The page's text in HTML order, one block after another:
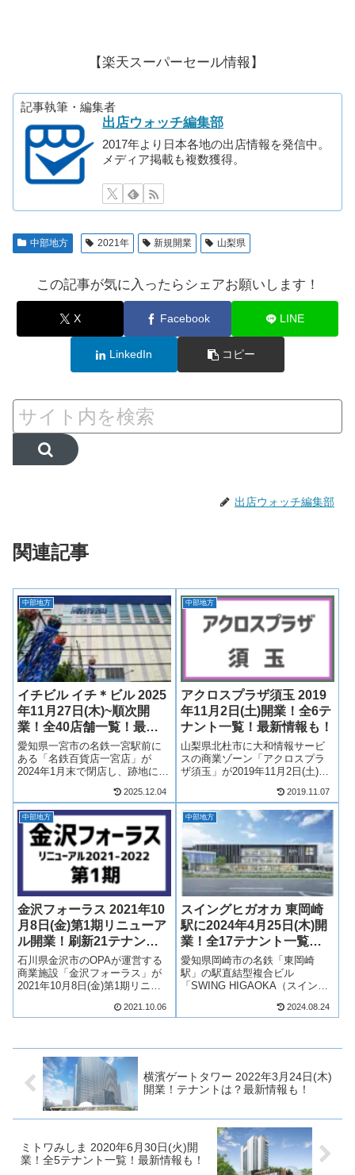
【楽天スーパーセール情報】
記事執筆・編集者
出店ウォッチ編集部
2017年より日本各地の出店情報を発信中。
メディア掲載も複数獲得。
中部地方 2021年 新規開業 山梨県
この記事が気に入ったらシェアお願いします！
X Facebook LINE
LinkedIn コピー
出店ウォッチ編集部
関連記事
中部地方
イチビル イチ＊ビル 2025
年11月27日(木)~順次開
業！全40店舗一覧！最新
情報も！
愛知県一宮市の名鉄一宮駅前に
ある「名鉄百貨店一宮店」が
2024年1月末で閉店し、跡地には
2025年11月27日(木)から順次開
業！2024年1月末で閉店する名鉄
百貨店一宮店跡地がリニューア
ルして40店舗が出店予定！...
2025.12.04
中部地方
アクロスプラザ須玉 2019
年11月2日(土)開業！全6テ
ナント一覧！最新情報も！
山梨県北杜市に大和情報サービ
スの商業ゾーン「アクロスプラ
ザ須玉」が2019年11月2日(土)開
オギノ須玉店を中心に6店舗が出
店！テナントは？アクセスは？
求人情報も含め、詳しく見てい
きます！【2019年4月2日 公...
2019.11.07
中部地方
金沢フォーラス 2021年10
月8日(金)第1期リニューア
ル開業！刷新21テナント
一覧！最新情報も！
石川県金沢市のOPAが運営する
商業施設「金沢フォーラス」が
2021年10月8日(金)第1期リニュ
2021年から2022年にかけて改装
な、金沢フォーラスの第...
2021.10.06
中部地方
スイングヒガオカ 東岡崎
駅に2024年4月25日(木)開
業！全17テナント一覧！
最新情報も！
愛知県岡崎市の名鉄「東岡崎
駅」の駅直結型複合ビル
「SWING HIGAOKA（スイング
(木)に開業！ミュープラット東岡
が出店！東岡崎駅直結の商業
2024.08.24
横濱ゲートタワー 2022年3月24日(木)
開業！テナントは？最新情報も！
ミトワみしま 2020年6月30日(火)開
業！全5テナント一覧！最新情報も！